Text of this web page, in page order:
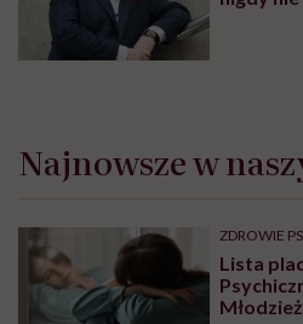
Najnowsze w
ZDROWIE
Lista